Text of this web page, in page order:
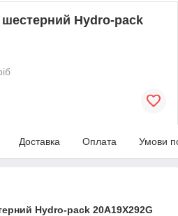
шестерний Hydro-pack
Доставка Оплата Умови
Hydro-pack 20A19X292G